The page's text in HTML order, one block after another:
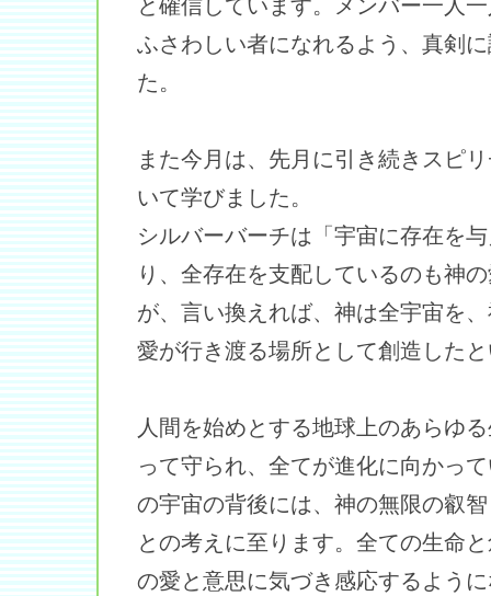
と確信しています。メンバー一人
ふさわしい者になれるよう、真剣
た。
また今月は、先月に引き続きスピ
いて学びました。
シルバーバーチは「宇宙に存在を
り、全存在を支配しているのも神
が、言い換えれば、神は全宇宙を
愛が行き渡る場所として創造した
人間を始めとする地球上のあらゆ
って守られ、全てが進化に向かっ
の宇宙の背後には、神の無限の叡
との考えに至ります。全ての生命
の愛と意思に気づき感応するよう